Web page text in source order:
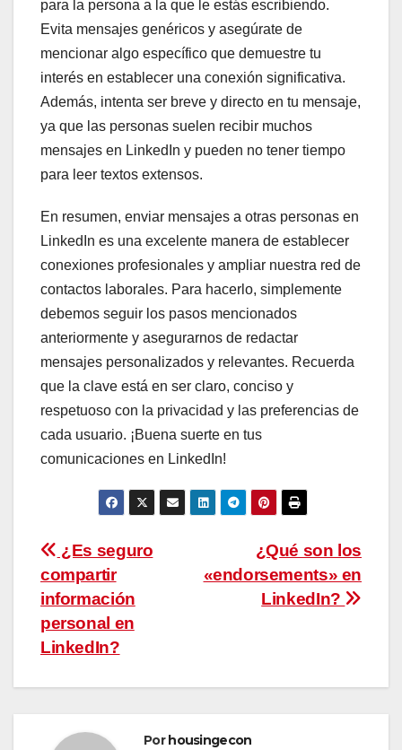
para la persona a la que le estás escribiendo.
Evita mensajes genéricos y asegúrate de
mencionar algo específico que demuestre tu
interés en establecer una conexión significativa.
Además, intenta ser breve y directo en tu mensaje,
ya que las personas suelen recibir muchos
mensajes en LinkedIn y pueden no tener tiempo
para leer textos extensos.
En resumen, enviar mensajes a otras personas en
LinkedIn es una excelente manera de establecer
conexiones profesionales y ampliar nuestra red de
contactos laborales. Para hacerlo, simplemente
debemos seguir los pasos mencionados
anteriormente y asegurarnos de redactar
mensajes personalizados y relevantes. Recuerda
que la clave está en ser claro, conciso y
respetuoso con la privacidad y las preferencias de
cada usuario. ¡Buena suerte en tus
comunicaciones en LinkedIn!
Navegación
de
entradas
¿Qué son los
«endorsements» en
LinkedIn?
¿Es seguro
compartir
información
personal en
LinkedIn?
Porhousingecon